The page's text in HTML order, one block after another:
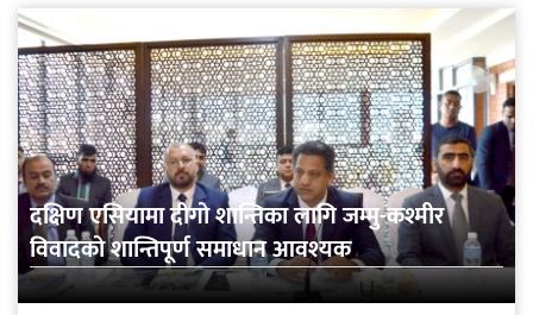
दक्षिण एसियामा दीगो शान्तिका लागि जम्मु-कश्मीर
विवादको शान्तिपूर्ण समाधान आवश्यक